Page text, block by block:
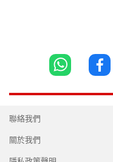
聯絡我們
關於我們